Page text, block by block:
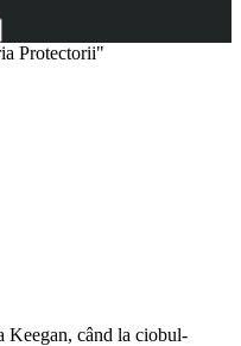
Protectorii"
când la ciobul-